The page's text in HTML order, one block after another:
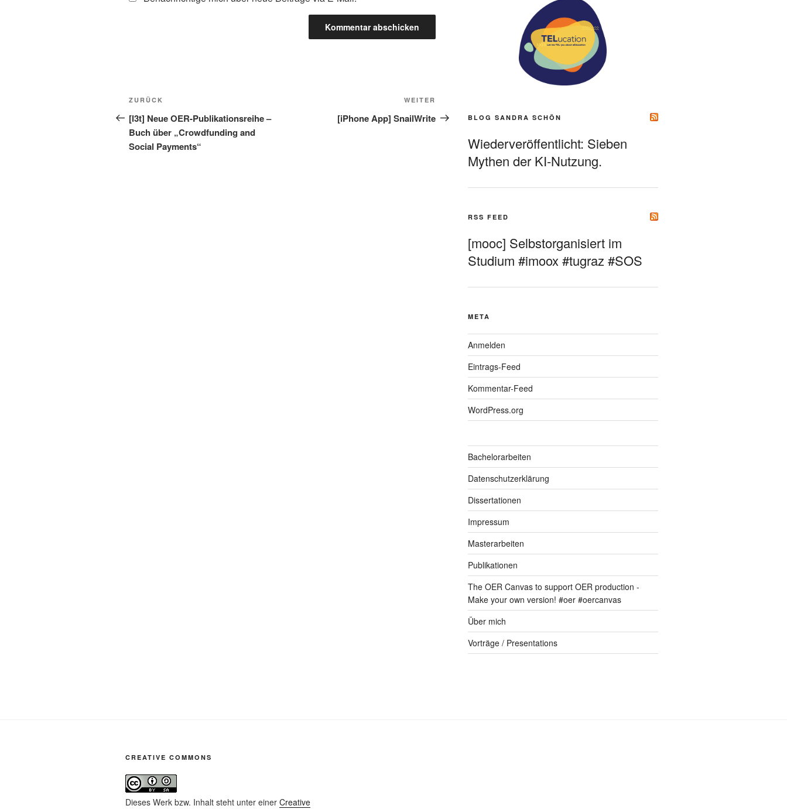
Beitragsnavigation
Vorheriger
Beitrag
ZURÜCK
[l3t] Neue OER-Publikationsreihe –
Buch über „Crowdfunding and
Social Payments“
Beitrag
WEITER
[iPhone App] SnailWrite BLOG SANDRA SCHÖN
Wiederveröffentlicht: Sieben
Mythen der KI-Nutzung.
RSS FEED
[mooc] Selbstorganisiert im
Studium #imoox #tugraz #SOS
META
Anmelden
Eintrags-Feed
Kommentar-Feed
WordPress.org
Bachelorarbeiten
Datenschutzerklärung
Dissertationen
Impressum
Masterarbeiten
Publikationen
The OER Canvas to support OER production -
Make your own version! #oer #oercanvas
Über mich
Vorträge / Presentations
CREATIVE COMMONS
Dieses Werk bzw. Inhalt steht unter einer Creative